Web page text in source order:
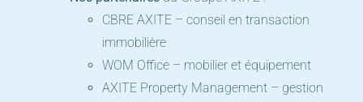
CBRE AXITE – conseil en transaction
immobilière
WOM Office – mobilier et équipement
AXITE Property Management – gestion